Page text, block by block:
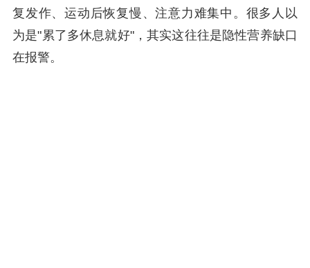
复发作、运动后恢复慢、注意力难集中。很多人以
为是"累了多休息就好"，其实这往往是隐性营养缺口
在报警。